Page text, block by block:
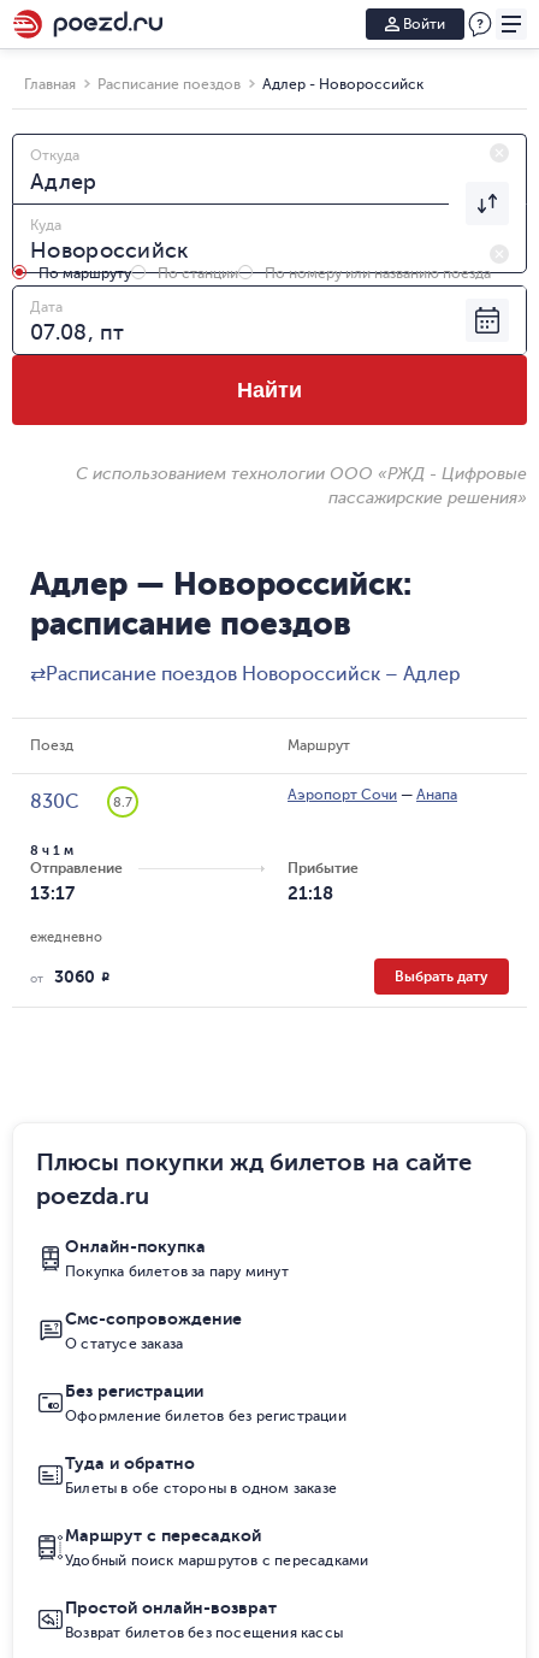
Войти
Главная Расписание поездов Адлер - Новороссийск
Откуда
Куда
По маршруту По станции
По номеру или названию поезда
Дата
Найти
С использованием технологии ООО «РЖД - Цифровые
пассажирские решения»
Адлер — Новороссийск:
расписание поездов
⇄Расписание поездов Новороссийск – Адлер
Поезд Маршрут
830С 8.7 Аэропорт Сочи — Анапа
Отправление
13:17
8 ч 1 м
Прибытие
21:18
ежедневно
от 3060 R Выбрать дату
Плюсы покупки жд билетов на сайте
poezda.ru
Онлайн-покупка
Покупка билетов за пару минут
Смс-сопровождение
О статусе заказа
Без регистрации
Оформление билетов без регистрации
Туда и обратно
Билеты в обе стороны в одном заказе
Маршрут с пересадкой
Удобный поиск маршрутов с пересадками
Простой онлайн-возврат
Возврат билетов без посещения кассы